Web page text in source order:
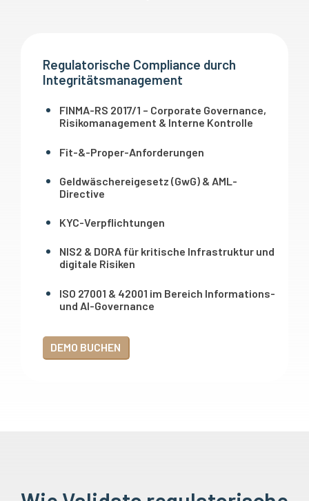
Regulatorische Compliance durch
Integritätsmanagement
FINMA-RS 2017/1 – Corporate Governance,
Risikomanagement & Interne Kontrolle
Fit-&-Proper-Anforderungen
Geldwäschereigesetz (GwG) & AML-
Directive
KYC-Verpflichtungen
NIS2 & DORA für kritische Infrastruktur und
digitale Risiken
ISO 27001 & 42001 im Bereich Informations-
und AI-Governance
DEMO BUCHEN